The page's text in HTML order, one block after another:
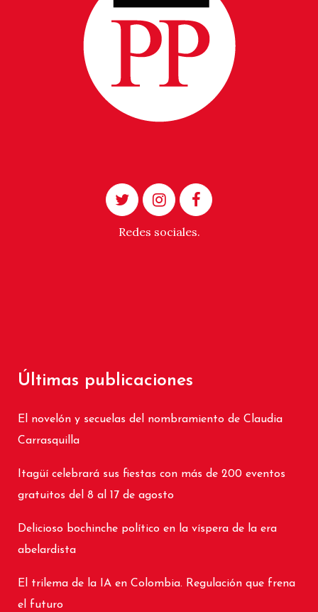
Redes sociales.
Últimas publicaciones
El novelón y secuelas del nombramiento de Claudia
Carrasquilla
Itagüí celebrará sus fiestas con más de 200 eventos
gratuitos del 8 al 17 de agosto
Delicioso bochinche político en la víspera de la era
abelardista
El trilema de la IA en Colombia. Regulación que frena
el futuro